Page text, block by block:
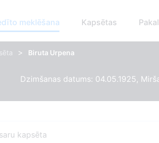
meklēšana Kapsētas
> Biruta Urpena
Dzimšanas datums: 04.05.1925,
kapsēta